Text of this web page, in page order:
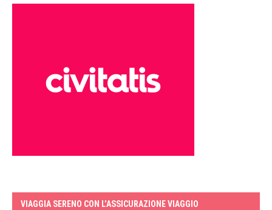
VIAGGIA SERENO CON L’ASSICURAZIONE VIAGGIO